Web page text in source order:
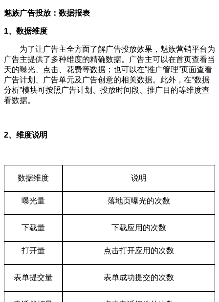
魅族广告投放：数据报表
1、数据维度
为了让广告主全方面了解广告投放效果，魅族营销平台为
广告主提供了多种维度的精确数据。广告主可以在首页查看当
天的曝光、点击、花费等数据；也可以在“推广管理”页面查看
广告计划、广告单元及广告创意的相关数据。此外，在“数据
分析”模块可按照广告计划、投放时间段、推广目的等维度查
看数据。
2、维度说明
数据维度 说明
曝光量 落地页曝光的次数
下载量 下载应用的次数
打开量 点击打开应用的次数
表单提交量 表单成功提交的次数